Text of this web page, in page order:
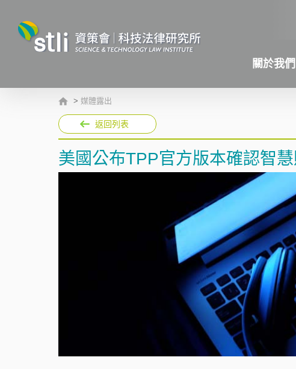
關於我們
> 媒體露出
返回列表
美國公布TPP官方版本確認智